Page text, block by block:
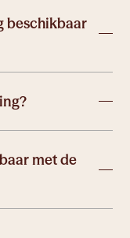
beschikbaar
met de